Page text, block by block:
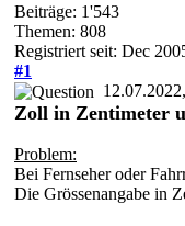
Beiträge: 1'543
Themen: 808
Registriert seit: Dec
#1
Zoll in Zentimeter
Problem:
Bei Fernseher oder
Die Grössenangabe in